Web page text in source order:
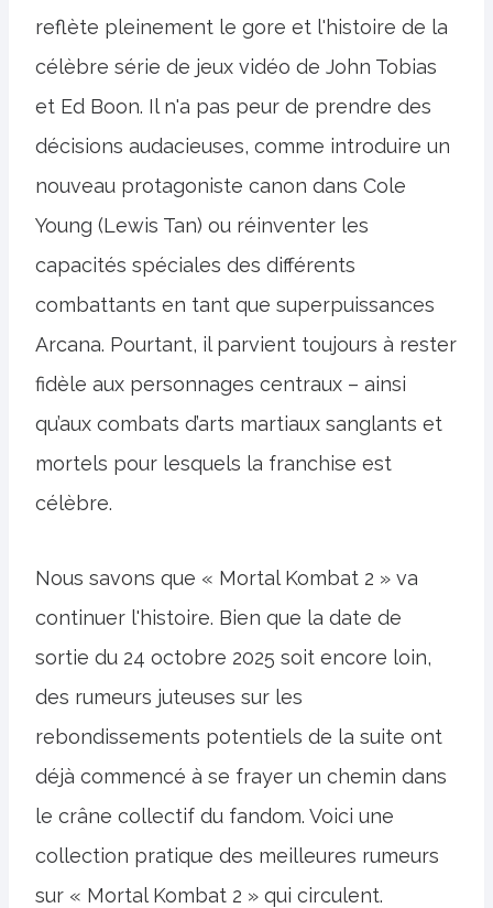
reflète pleinement le gore et l'histoire de la
célèbre série de jeux vidéo de John Tobias
et Ed Boon. Il n'a pas peur de prendre des
décisions audacieuses, comme introduire un
nouveau protagoniste canon dans Cole
Young (Lewis Tan) ou réinventer les
capacités spéciales des différents
combattants en tant que superpuissances
Arcana. Pourtant, il parvient toujours à rester
fidèle aux personnages centraux – ainsi
qu’aux combats d’arts martiaux sanglants et
mortels pour lesquels la franchise est
célèbre.
Nous savons que « Mortal Kombat 2 » va
continuer l'histoire. Bien que la date de
sortie du 24 octobre 2025 soit encore loin,
des rumeurs juteuses sur les
rebondissements potentiels de la suite ont
déjà commencé à se frayer un chemin dans
le crâne collectif du fandom. Voici une
collection pratique des meilleures rumeurs
sur « Mortal Kombat 2 » qui circulent.